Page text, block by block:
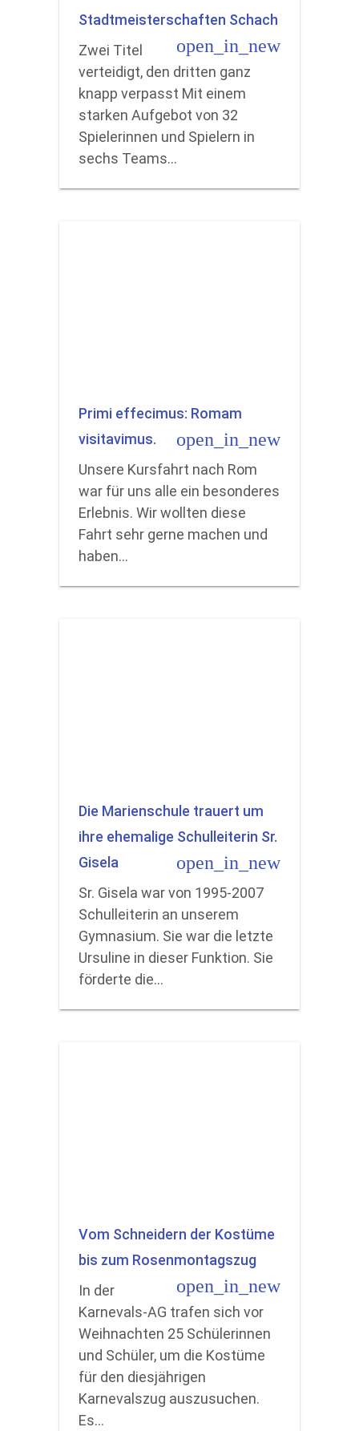
Stadtmeisterschaften Schach
open_in_new
Zwei Titel
verteidigt, den dritten ganz
knapp verpasst Mit einem
starken Aufgebot von 32
Spielerinnen und Spielern in
sechs Teams…
Primi effecimus: Romam
visitavimus.
open_in_new
Unsere Kursfahrt nach Rom
war für uns alle ein besonderes
Erlebnis. Wir wollten diese
Fahrt sehr gerne machen und
haben…
Die Marienschule trauert um
ihre ehemalige Schulleiterin Sr.
Gisela
open_in_new
Sr. Gisela war von 1995-2007
Schulleiterin an unserem
Gymnasium. Sie war die letzte
Ursuline in dieser Funktion. Sie
förderte die…
Vom Schneidern der Kostüme
bis zum Rosenmontagszug
open_in_new
In der
Karnevals-AG trafen sich vor
Weihnachten 25 Schülerinnen
und Schüler, um die Kostüme
für den diesjährigen
Karnevalszug auszusuchen.
Es…